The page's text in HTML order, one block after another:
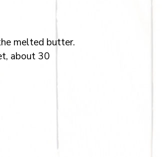
melted butter.
about 30